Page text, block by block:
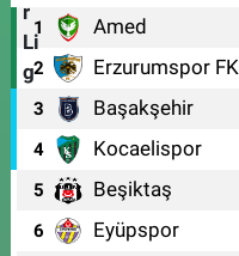
1 Amed
2 Erzurumspor FK
3 Başakşehir
4 Kocaelispor
5 Beşiktaş
6 Eyüpspor